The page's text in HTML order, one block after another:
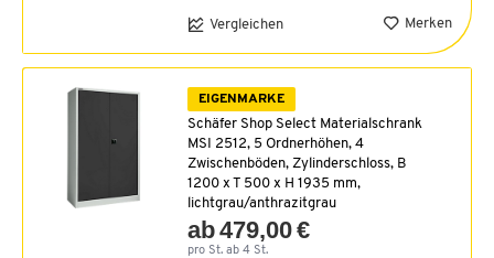
Vergleichen Merken
EIGENMARKE
Schäfer Shop Select Materialschrank
MSI 2512, 5 Ordnerhöhen, 4
Zwischenböden, Zylinderschloss, B
1200 x T 500 x H 1935 mm,
lichtgrau/anthrazitgrau
ab 479,00 €
pro St. ab 4 St.